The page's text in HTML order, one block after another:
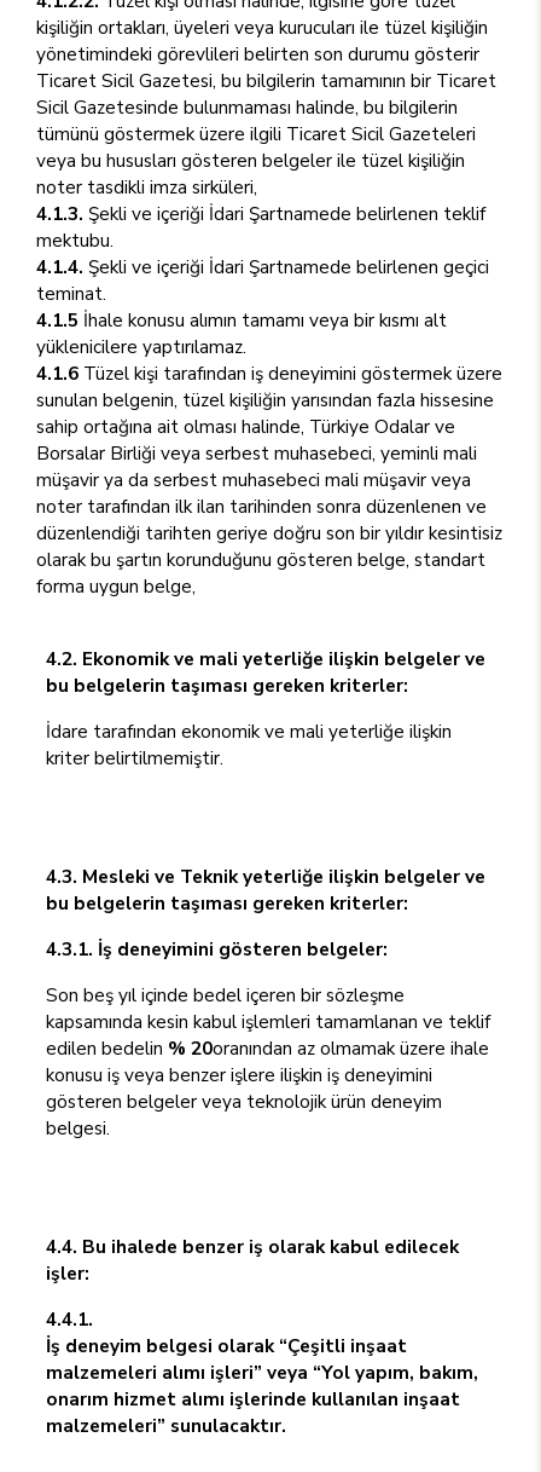
kişiliğin ortakları, üyeleri veya kurucuları ile tüzel kişiliğin
yönetimindeki görevlileri belirten son durumu gösterir
Ticaret Sicil Gazetesi, bu bilgilerin tamamının bir Ticaret
Sicil Gazetesinde bulunmaması halinde, bu bilgilerin
tümünü göstermek üzere ilgili Ticaret Sicil Gazeteleri
veya bu hususları gösteren belgeler ile tüzel kişiliğin
noter tasdikli imza sirküleri,
4.1.3. Şekli ve içeriği İdari Şartnamede belirlenen teklif
mektubu.
4.1.4. Şekli ve içeriği İdari Şartnamede belirlenen geçici
teminat.
4.1.5 İhale konusu alımın tamamı veya bir kısmı alt
yüklenicilere yaptırılamaz.
4.1.6 Tüzel kişi tarafından iş deneyimini göstermek üzere
sunulan belgenin, tüzel kişiliğin yarısından fazla hissesine
sahip ortağına ait olması halinde, Türkiye Odalar ve
Borsalar Birliği veya serbest muhasebeci, yeminli mali
müşavir ya da serbest muhasebeci mali müşavir veya
noter tarafından ilk ilan tarihinden sonra düzenlenen ve
düzenlendiği tarihten geriye doğru son bir yıldır kesintisiz
olarak bu şartın korunduğunu gösteren belge, standart
forma uygun belge,
4.2. Ekonomik ve mali yeterliğe ilişkin belgeler ve
bu belgelerin taşıması gereken kriterler:
İdare tarafından ekonomik ve mali yeterliğe ilişkin
kriter belirtilmemiştir.
4.3. Mesleki ve Teknik yeterliğe ilişkin belgeler ve
bu belgelerin taşıması gereken kriterler:
4.3.1. İş deneyimini gösteren belgeler:
Son beş yıl içinde bedel içeren bir sözleşme
kapsamında kesin kabul işlemleri tamamlanan ve teklif
edilen bedelin % 20oranından az olmamak üzere ihale
konusu iş veya benzer işlere ilişkin iş deneyimini
gösteren belgeler veya teknolojik ürün deneyim
belgesi.
4.4. Bu ihalede benzer iş olarak kabul edilecek
işler:
4.4.1.
İş deneyim belgesi olarak “Çeşitli inşaat
malzemeleri alımı işleri” veya “Yol yapım, bakım,
onarım hizmet alımı işlerinde kullanılan inşaat
malzemeleri” sunulacaktır.